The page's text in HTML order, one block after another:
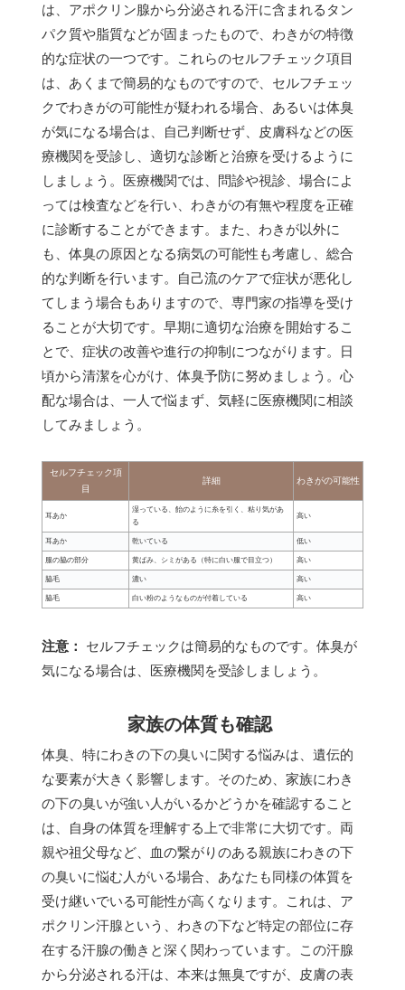
は、アポクリン腺から分泌される汗に含まれるタン
パク質や脂質などが固まったもので、わきがの特徴
的な症状の一つです。これらのセルフチェック項目
は、あくまで簡易的なものですので、セルフチェッ
クでわきがの可能性が疑われる場合、あるいは体臭
が気になる場合は、自己判断せず、皮膚科などの医
療機関を受診し、適切な診断と治療を受けるように
しましょう。医療機関では、問診や視診、場合によ
っては検査などを行い、わきがの有無や程度を正確
に診断することができます。また、わきが以外に
も、体臭の原因となる病気の可能性も考慮し、総合
的な判断を行います。自己流のケアで症状が悪化し
てしまう場合もありますので、専門家の指導を受け
ることが大切です。早期に適切な治療を開始するこ
とで、症状の改善や進行の抑制につながります。日
頃から清潔を心がけ、体臭予防に努めましょう。心
配な場合は、一人で悩まず、気軽に医療機関に相談
してみましょう。
セルフチェック項
目
詳細 わきがの可能性
耳あか
湿っている、飴のように糸を引く、粘り気があ
る
高い
耳あか 乾いている 低い
服の脇の部分 黄ばみ、シミがある（特に白い服で目立つ） 高い
脇毛 濃い 高い
脇毛 白い粉のようなものが付着している 高い
注意：
セルフチェックは簡易的なものです。体臭が
気になる場合は、医療機関を受診しましょう。
家族の体質も確認
体臭、特にわきの下の臭いに関する悩みは、遺伝的
な要素が大きく影響します。そのため、家族にわき
の下の臭いが強い人がいるかどうかを確認すること
は、自身の体質を理解する上で非常に大切です。両
親や祖父母など、血の繋がりのある親族にわきの下
の臭いに悩む人がいる場合、あなたも同様の体質を
受け継いでいる可能性が高くなります。これは、ア
ポクリン汗腺という、わきの下など特定の部位に存
在する汗腺の働きと深く関わっています。この汗腺
から分泌される汗は、本来は無臭ですが、皮膚の表